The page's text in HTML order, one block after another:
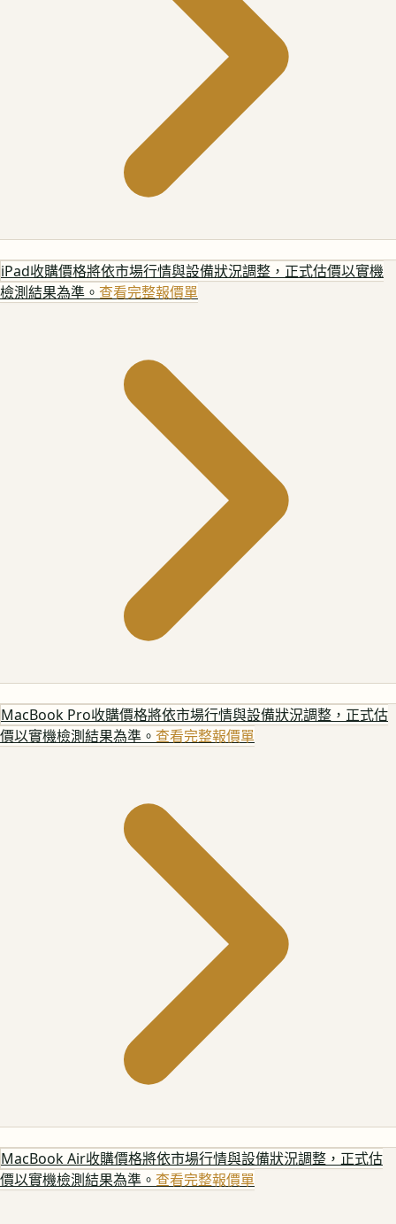
iPad收購價格將依市場行情與設備狀況調整，正式估價以實機
檢測結果為準。 查看完整報價單
MacBook Pro收購價格將依市場行情與設備狀況調整，正式估
價以實機檢測結果為準。 查看完整報價單
MacBook Air收購價格將依市場行情與設備狀況調整，正式估
價以實機檢測結果為準。 查看完整報價單